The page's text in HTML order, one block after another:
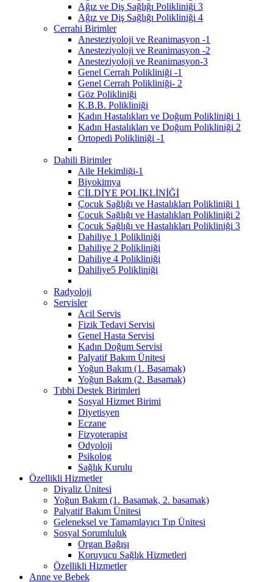
Ağız ve Diş Sağlığı Polikliniği 3
Ağız ve Diş Sağlığı Polikliniği 4
Cerrahi Birimler
Anesteziyoloji ve Reanimasyon -1
Anesteziyoloji ve Reanimasyon -2
Anesteziyoloji ve Reanimasyon-3
Genel Cerrah Polikliniği -1
Genel Cerrah Polikliniği- 2
Göz Polikliniği
K.B.B. Polikliniği
Kadın Hastalıkları ve Doğum Polikliniği 1
Kadın Hastalıkları ve Doğum Polikliniği 2
Ortopedi Polikliniği -1
Dahili Birimler
Aile Hekimliği-1
Biyokimya
CİLDİYE POLİKLİNİĞİ
Çocuk Sağlığı ve Hastalıkları Polikliniği 1
Çocuk Sağlığı ve Hastalıkları Polikliniği 2
Çocuk Sağlığı ve Hastalıkları Polikliniği 3
Dahiliye 1 Polikliniği
Dahiliye 2 Polikliniği
Dahiliye 4 Polikliniği
Dahiliye5 Polikliniği
Radyoloji
Servisler
Acil Servis
Fizik Tedavi Servisi
Genel Hasta Servisi
Kadın Doğum Servisi
Palyatif Bakım Ünitesi
Yoğun Bakım (1. Basamak)
Yoğun Bakım (2. Basamak)
Tıbbi Destek Birimleri
Sosyal Hizmet Birimi
Diyetisyen
Eczane
Fizyoterapist
Odyoloji
Psikolog
Sağlık Kurulu
Özellikli Hizmetler
Diyaliz Ünitesi
Yoğun Bakım (1. Basamak, 2. basamak)
Palyatif Bakım Ünitesi
Geleneksel ve Tamamlayıcı Tıp Ünitesi
Sosyal Sorumluluk
Organ Bağışı
Koruyucu Sağlık Hizmetleri
Özellikli Hizmetler
Anne ve Bebek